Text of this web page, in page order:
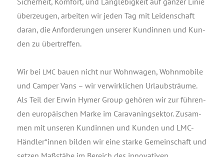
über­zeu­gen, arbei­ten wir jeden Tag mit Lei­den­schaft
dar­an, die Anfor­de­run­gen unse­rer Kun­din­nen und Kun­
den zu übertreffen.
Wir bei LMC bau­en nicht nur Wohn­wa­gen, Wohn­mo­bi­le
und Cam­per Vans – wir ver­wirk­li­chen Urlaubs­träu­me.
Als Teil der Erwin Hymer Group gehö­ren wir zur füh­ren­
den euro­päi­schen Mar­ke im Cara­va­ning­sek­tor. Zusam­
men mit unse­ren Kun­din­nen und Kun­den und LMC-
Händler*innen bil­den wir eine star­ke Gemein­schaft und